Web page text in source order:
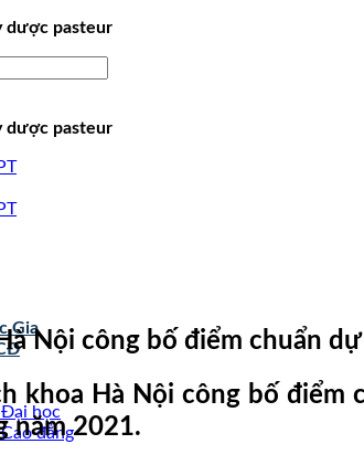
dược pasteur
dược pasteur
Gia
học
đẳng
Nội công bố điểm chuẩn
khoa Hà Nội công bố điểm
năm 2021.